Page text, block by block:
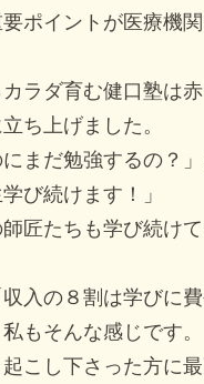
ポイントが医療機
ラダ育む健口塾は
ち上げました。
まだ勉強するの？
び続けます！」
匠たちも学び続け
入の８割は学びに
もそんな感じです。
こし下さった方に